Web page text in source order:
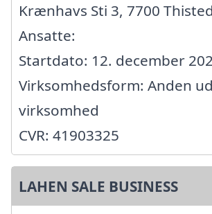
Krænhavs Sti 3, 7700 Thisted
Ansatte:
Startdato: 12. december
Virksomhedsform: Anden
virksomhed
CVR: 41903325
LAHEN SALE BUSINESS